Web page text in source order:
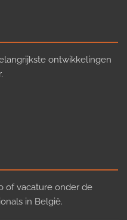
ontwikkelingen
of vacature onder de
in België.